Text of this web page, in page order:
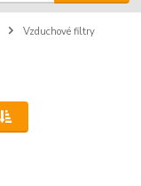
Vzduchové filtry